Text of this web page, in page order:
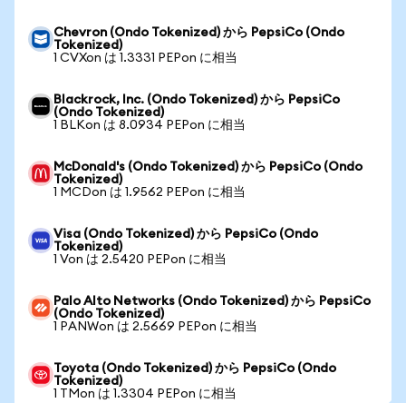
Chevron (Ondo Tokenized) から PepsiCo (Ondo
Tokenized)
1 CVXon は 1.3331 PEPon に相当
Blackrock, Inc. (Ondo Tokenized) から PepsiCo
(Ondo Tokenized)
1 BLKon は 8.0934 PEPon に相当
McDonald's (Ondo Tokenized) から PepsiCo (Ondo
Tokenized)
1 MCDon は 1.9562 PEPon に相当
Visa (Ondo Tokenized) から PepsiCo (Ondo
Tokenized)
1 Von は 2.5420 PEPon に相当
Palo Alto Networks (Ondo Tokenized) から PepsiCo
(Ondo Tokenized)
1 PANWon は 2.5669 PEPon に相当
Toyota (Ondo Tokenized) から PepsiCo (Ondo
Tokenized)
1 TMon は 1.3304 PEPon に相当